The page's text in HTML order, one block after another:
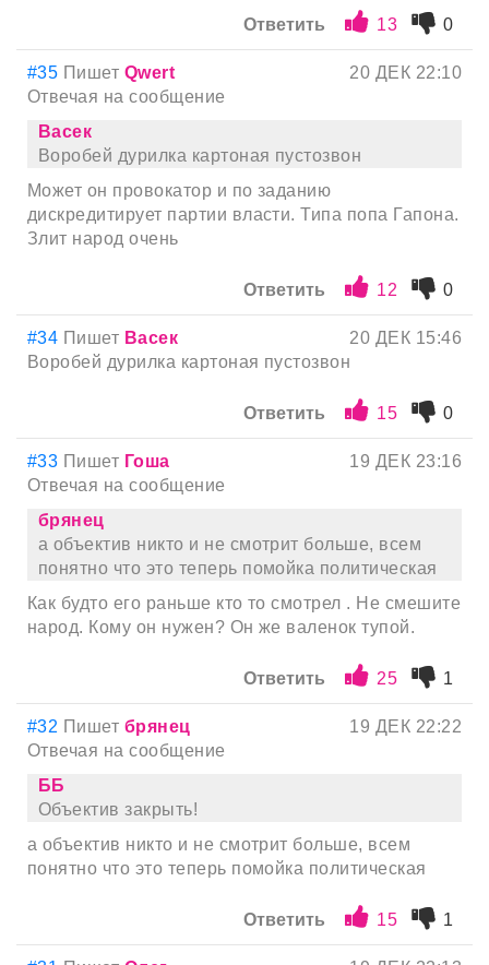
Ответить 13 0
#35 Пишет Qwert
20 ДЕК 22:10
Отвечая на сообщение
Васек
Воробей дурилка картоная пустозвон
Может он провокатор и по заданию
дискредитирует партии власти. Типа попа Гапона.
Злит народ очень
Ответить 12 0
#34 Пишет Васек
20 ДЕК 15:46
Воробей дурилка картоная пустозвон
Ответить 15 0
#33 Пишет Гоша
19 ДЕК 23:16
Отвечая на сообщение
брянец
а объектив никто и не смотрит больше, всем
понятно что это теперь помойка политическая
Как будто его раньше кто то смотрел . Не смешите
народ. Кому он нужен? Он же валенок тупой.
Ответить 25 1
#32 Пишет брянец
19 ДЕК 22:22
Отвечая на сообщение
ББ
Объектив закрыть!
а объектив никто и не смотрит больше, всем
понятно что это теперь помойка политическая
Ответить 15 1